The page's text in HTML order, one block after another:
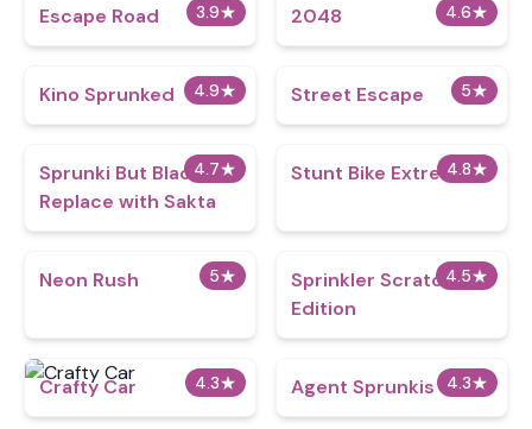
3.9★
Escape Road 4.6★
2048
4.9★
Kino Sprunked 5★
Street Escape
4.7★
Sprunki But Black
Replace with Sakta
4.8★
Stunt Bike Extreme
5★
Neon Rush 4.5★
Sprinkler Scratch
Edition
4.3★
Crafty Car 4.3★
Agent Sprunkis